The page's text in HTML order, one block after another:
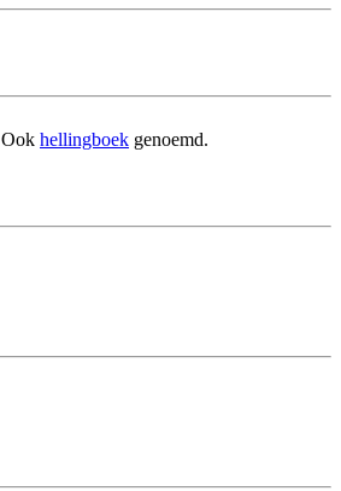
hellingboek genoemd.